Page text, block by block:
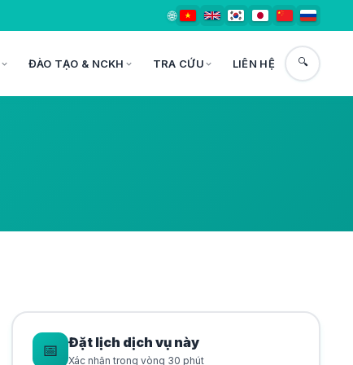
🌐
ĐÀO TẠO & NCKH TRA CỨU LIÊN HỆ 🔍
📅 Đặt lịch dịch vụ này
Xác nhận trong vòng 30 phút